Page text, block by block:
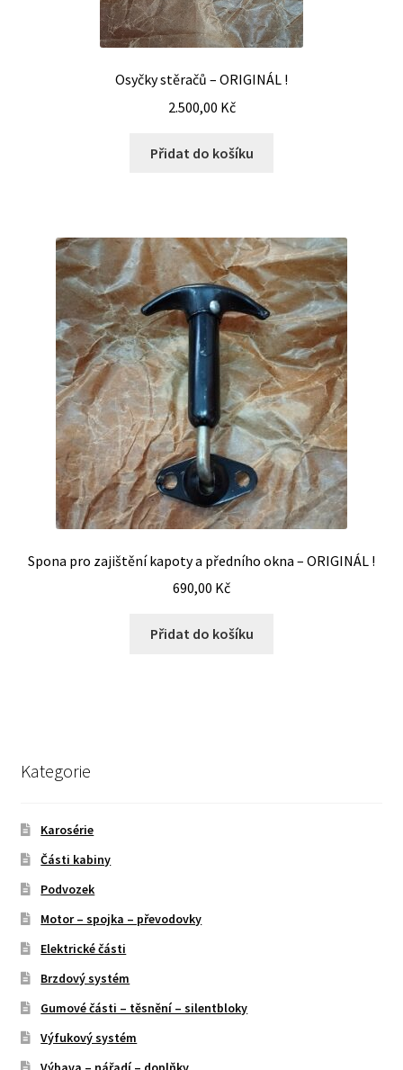
Osyčky stěračů – ORIGINÁL !
2.500,00 Kč
Přidat do košíku
Spona pro zajištění kapoty a předního okna – ORIGINÁL !
690,00 Kč
Přidat do košíku
Kategorie
Karosérie
Části kabiny
Podvozek
Motor – spojka – převodovky
Elektrické části
Brzdový systém
Gumové části – těsnění – silentbloky
Výfukový systém